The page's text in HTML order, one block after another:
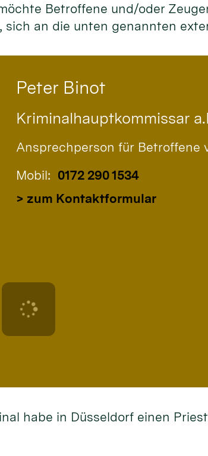
Betroffene und/oder
an die unten genannten
Peter Binot
Kriminalhauptkommissar
Ansprechperson für Betroffene
Mobil: 0172 290 1534
> zum Kontaktformular
habe in Düsseldorf einen